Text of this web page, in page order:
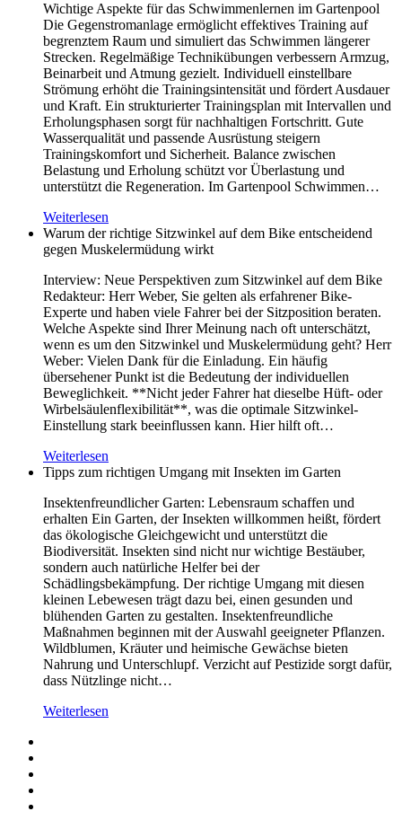
Wichtige Aspekte für das Schwimmenlernen im Gartenpool
Die Gegenstromanlage ermöglicht effektives Training auf
begrenztem Raum und simuliert das Schwimmen längerer
Strecken. Regelmäßige Technikübungen verbessern Armzug,
Beinarbeit und Atmung gezielt. Individuell einstellbare
Strömung erhöht die Trainingsintensität und fördert Ausdauer
und Kraft. Ein strukturierter Trainingsplan mit Intervallen und
Erholungsphasen sorgt für nachhaltigen Fortschritt. Gute
Wasserqualität und passende Ausrüstung steigern
Trainingskomfort und Sicherheit. Balance zwischen
Belastung und Erholung schützt vor Überlastung und
unterstützt die Regeneration. Im Gartenpool Schwimmen…
Weiterlesen
Warum der richtige Sitzwinkel auf dem Bike entscheidend
gegen Muskelermüdung wirkt
Interview: Neue Perspektiven zum Sitzwinkel auf dem Bike
Redakteur: Herr Weber, Sie gelten als erfahrener Bike-
Experte und haben viele Fahrer bei der Sitzposition beraten.
Welche Aspekte sind Ihrer Meinung nach oft unterschätzt,
wenn es um den Sitzwinkel und Muskelermüdung geht? Herr
Weber: Vielen Dank für die Einladung. Ein häufig
übersehener Punkt ist die Bedeutung der individuellen
Beweglichkeit. **Nicht jeder Fahrer hat dieselbe Hüft- oder
Wirbelsäulenflexibilität**, was die optimale Sitzwinkel-
Einstellung stark beeinflussen kann. Hier hilft oft…
Weiterlesen
Tipps zum richtigen Umgang mit Insekten im Garten
Insektenfreundlicher Garten: Lebensraum schaffen und
erhalten Ein Garten, der Insekten willkommen heißt, fördert
das ökologische Gleichgewicht und unterstützt die
Biodiversität. Insekten sind nicht nur wichtige Bestäuber,
sondern auch natürliche Helfer bei der
Schädlingsbekämpfung. Der richtige Umgang mit diesen
kleinen Lebewesen trägt dazu bei, einen gesunden und
blühenden Garten zu gestalten. Insektenfreundliche
Maßnahmen beginnen mit der Auswahl geeigneter Pflanzen.
Wildblumen, Kräuter und heimische Gewächse bieten
Nahrung und Unterschlupf. Verzicht auf Pestizide sorgt dafür,
dass Nützlinge nicht…
Weiterlesen